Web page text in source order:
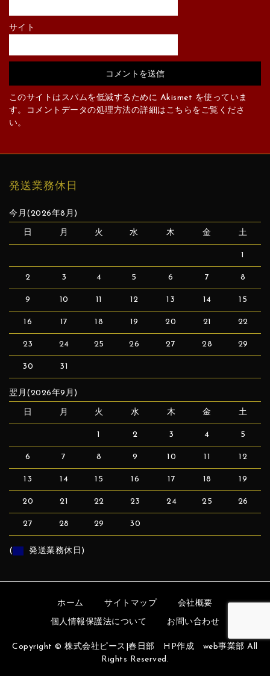
サイト
このサイトはスパムを低減するために Akismet を使っていま
す。
コメントデータの処理方法の詳細はこちらをご覧くださ
い。
発送業務休日
今月(2026年8月)
日 月 火 水 木 金 土
1
2 3 4 5 6 7 8
9 10 11 12 13 14 15
16 17 18 19 20 21 22
23 24 25 26 27 28 29
30 31
翌月(2026年9月)
日 月 火 水 木 金 土
1 2 3 4 5
6 7 8 9 10 11 12
13 14 15 16 17 18 19
20 21 22 23 24 25 26
27 28 29 30
( 発送業務休日)
ホーム サイトマップ 会社概要
個人情報保護法について お問い合わせ
Copyright © 株式会社ピース|春日部 HP作成 web事業部 All
Rights Reserved.